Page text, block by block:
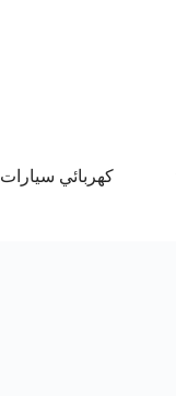
كهربائي سيارات